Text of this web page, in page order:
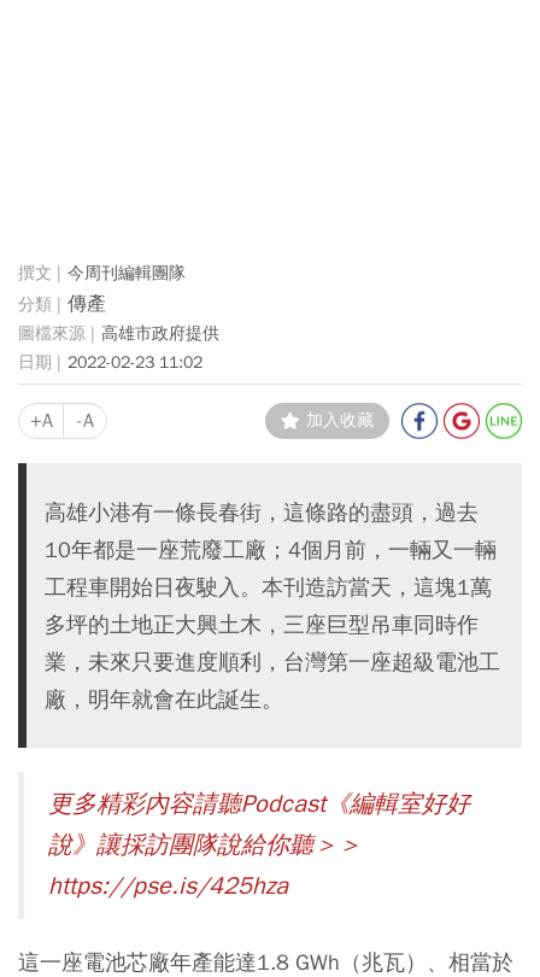
今周刊編輯團隊
傳產
高雄市政府提供
2022-02-23 11:02
+A -A 加入收藏
高雄小港有一條長春街，這條路的盡頭，過去
10年都是一座荒廢工廠；4個月前，一輛又一輛
工程車開始日夜駛入。本刊造訪當天，這塊1萬
多坪的土地正大興土木，三座巨型吊車同時作
業，未來只要進度順利，台灣第一座超級電池工
廠，明年就會在此誕生。
更多精彩內容請聽Podcast《編輯室好好
說》讓採訪團隊說給你聽＞＞
https://pse.is/425hza
這一座電池芯廠年產能達1.8 GWh（兆瓦）、相當於